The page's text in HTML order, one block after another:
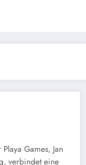
Games, Jan
verbindet eine